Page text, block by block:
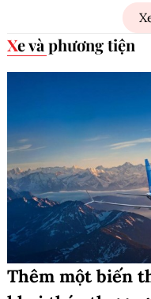
Xe và phương tiện
Thêm một biến